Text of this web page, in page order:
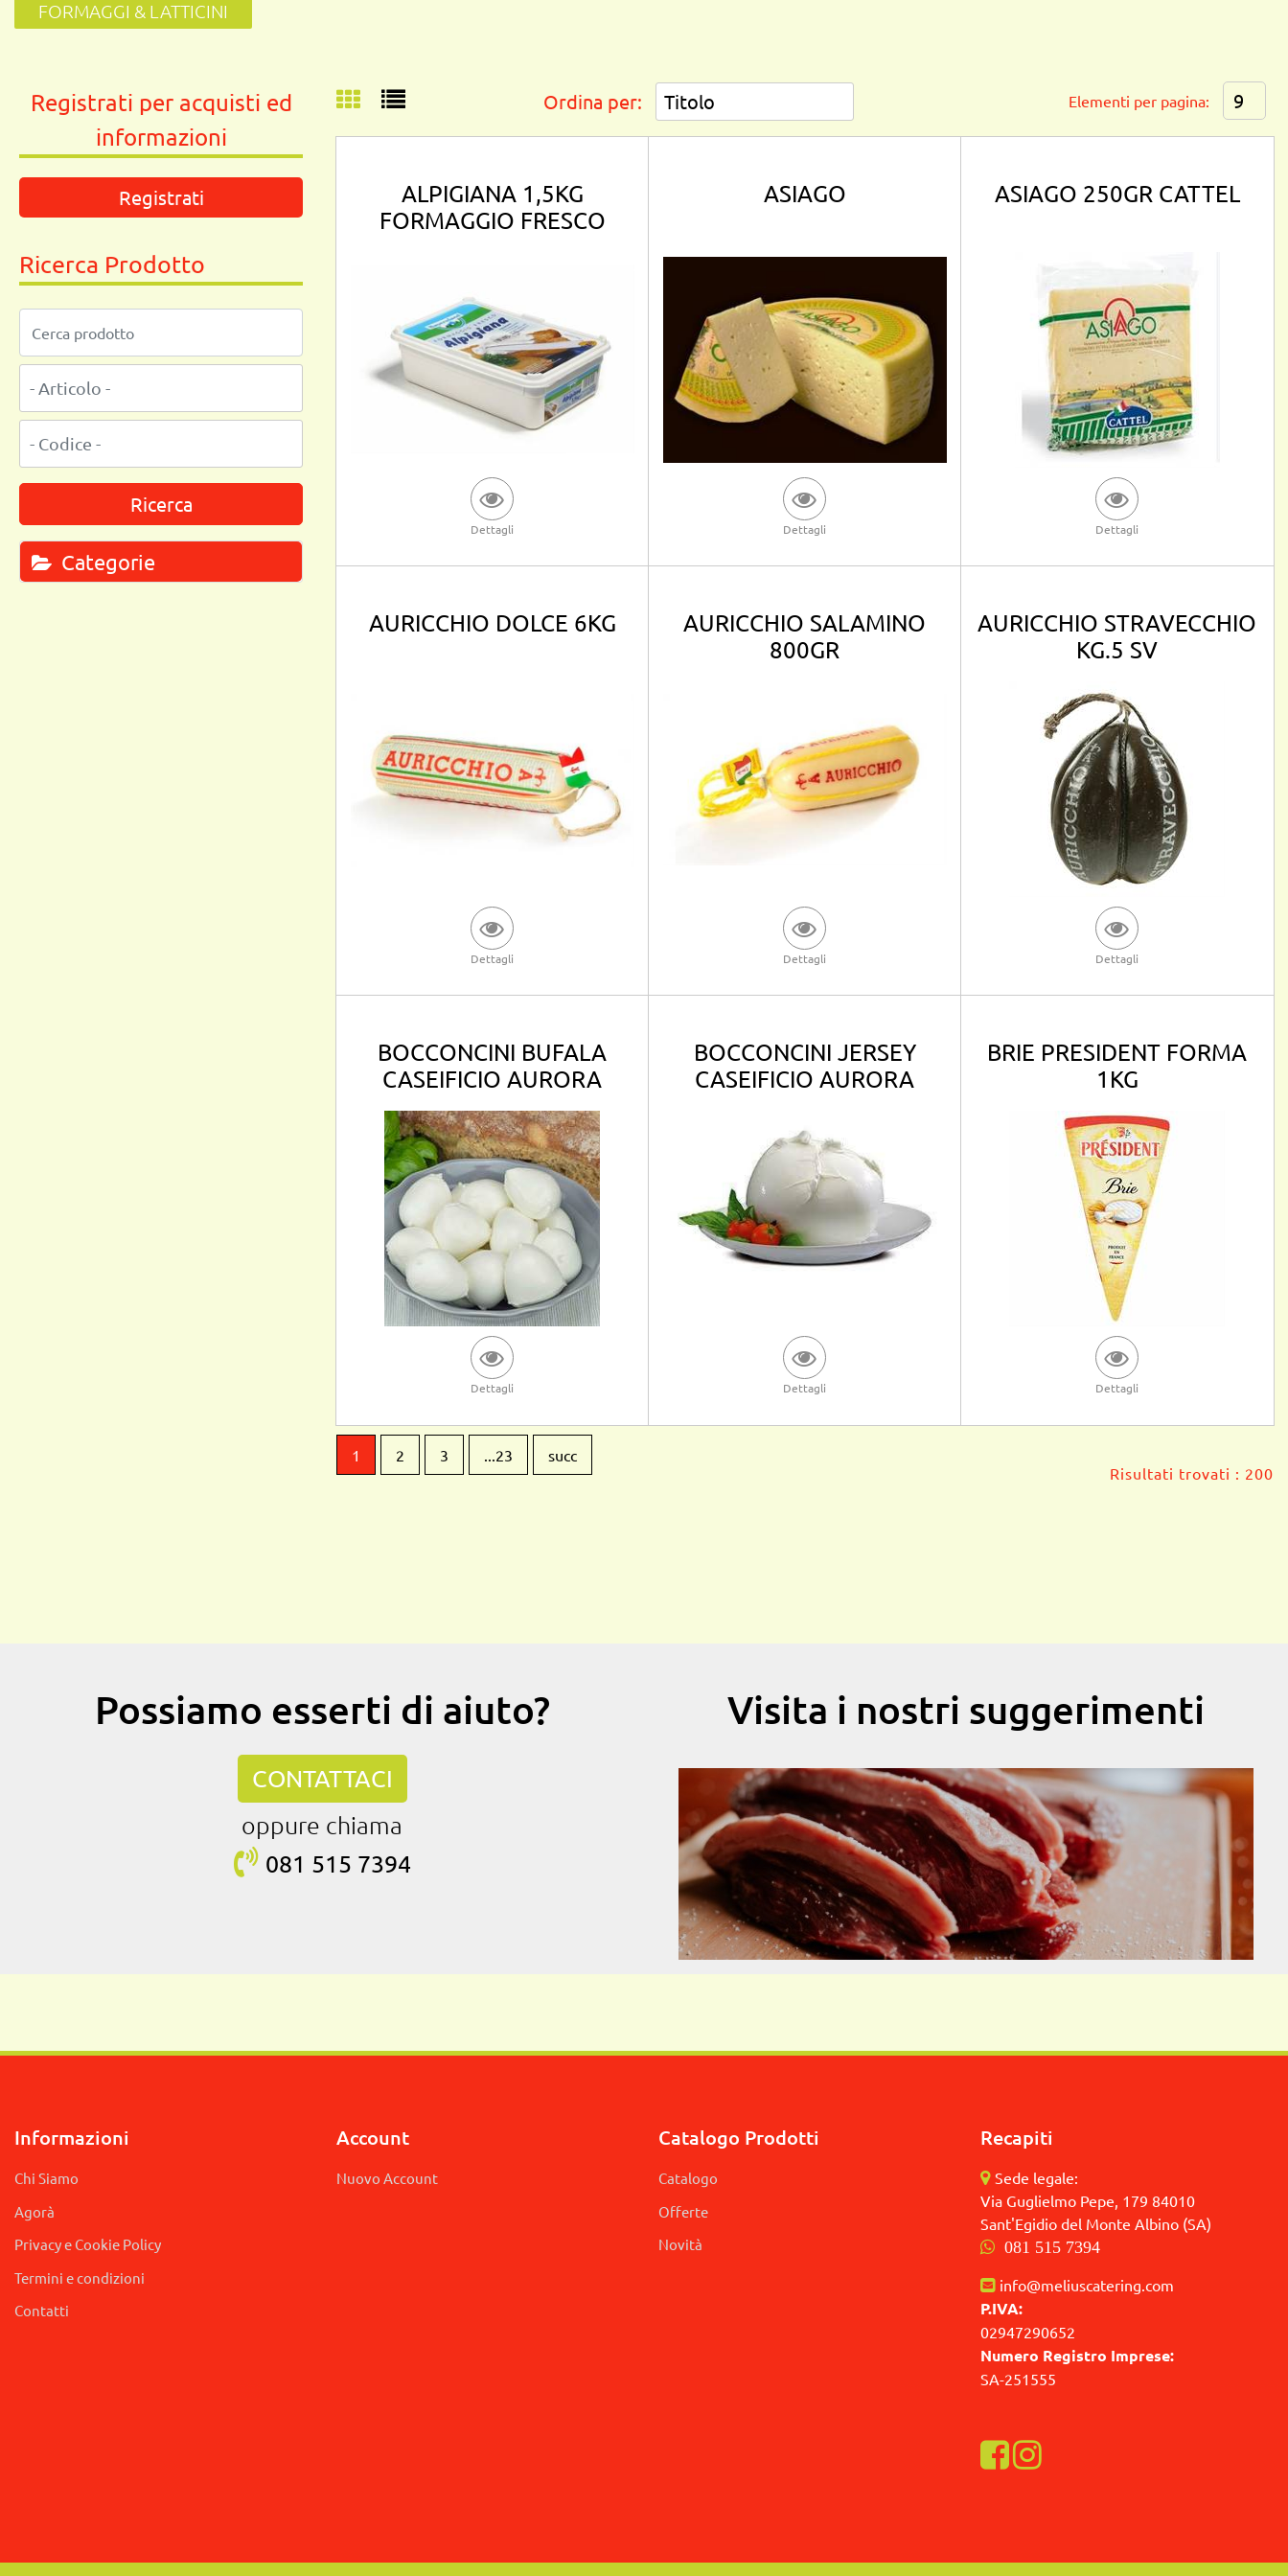
FORMAGGI & LATTICINI
Registrati per acquisti ed
informazioni
Registrati
Ricerca Prodotto
La modifica di un filtro aggiorna automaticamente gli altri filtri disponibili.
Categorie
Ordina per: Elementi per pagina:
ALPIGIANA 1,5KG
FORMAGGIO FRESCO
Dettagli
ASIAGO
Dettagli
ASIAGO 250GR CATTEL
Dettagli
AURICCHIO DOLCE 6KG
Dettagli
AURICCHIO SALAMINO
800GR
Dettagli
AURICCHIO STRAVECCHIO
KG.5 SV
Dettagli
BOCCONCINI BUFALA
CASEIFICIO AURORA
Dettagli
BOCCONCINI JERSEY
CASEIFICIO AURORA
Dettagli
BRIE PRESIDENT FORMA
1KG
Dettagli
Risultati trovati : 200
1 2 3 ...23 succ
Possiamo esserti di aiuto?
CONTATTACI
oppure chiama
081 515 7394
Visita i nostri suggerimenti
Informazioni
Chi Siamo
Agorà
Privacy e Cookie Policy
Termini e condizioni
Contatti
Account
Nuovo Account
Catalogo Prodotti
Catalogo
Offerte
Novità
Recapiti
Sede legale:
Via Guglielmo Pepe, 179 84010
Sant'Egidio del Monte Albino (SA)
081 515 7394
info@meliuscatering.com
P.IVA:
02947290652
Numero Registro Imprese:
SA-251555
Visualizza la nostra pagina Facebook
Visualizza il nostro profilo Instagram